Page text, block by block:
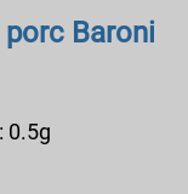
Baroni
0.5g